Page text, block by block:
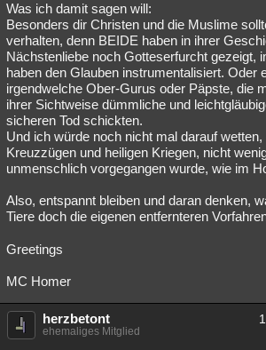
Was ich damit sagen will:
Besonders dir Christen und die Muslime
verhalten, denn BEIDE haben in ihrer
Nächstenliebe noch Gotteserfurcht gezeigt,
haben den Glauben instrumentalisiert. Oder
irgendwelche Ober-Gurus oder Päpste, die
ihrer Sichtweise dümmliche und
sicheren Tod schickten.
Und ich würde noch nicht mal darauf
Kreuzzügen und heiligen Kriegen, nicht
unmenschlich vorgegangen wurde, wie im
Also, entspannt bleiben und daran denken,
Tiere doch die eigenen entfernteren
Greetings
MC Homer
herzbetont
ehemaliges Mitglied